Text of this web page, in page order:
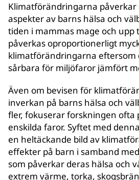
Klimatförändringarna påverkar
aspekter av barns hälsa och
tiden i mammas mage och upp
påverkas oproportionerligt
klimatförändringarna eftersom
sårbara för miljöfaror jämfört
Även om bevisen för
inverkan på barns hälsa och
fler, fokuserar forskningen ofta
enskilda faror. Syftet med
en heltäckande bild av
effekter på barn i samband
som påverkar deras hälsa och
extrem värme, torka,